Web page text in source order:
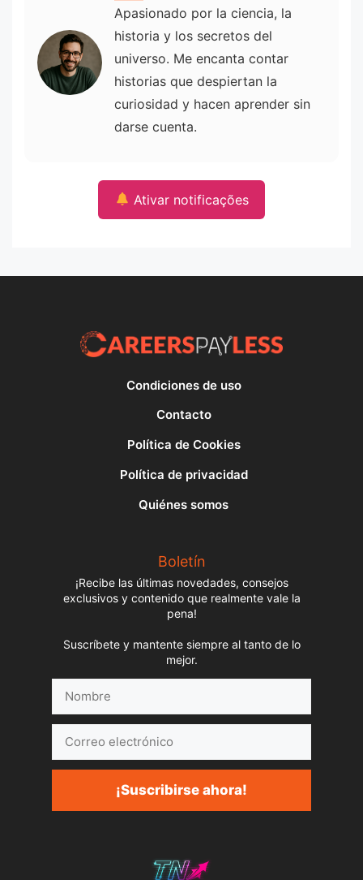
Apasionado por la ciencia, la
historia y los secretos del
universo. Me encanta contar
historias que despiertan la
curiosidad y hacen aprender sin
darse cuenta.
Ativar notificações
Condiciones de uso
Contacto
Política de Cookies
Política de privacidad
Quiénes somos
Boletín
¡Recibe las últimas novedades, consejos
exclusivos y contenido que realmente vale la
pena!
Suscríbete y mantente siempre al tanto de lo
mejor.
electrónico
¡Suscribirse ahora!